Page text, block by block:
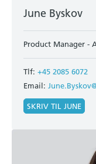
June Byskov
Product Manager -
Tlf: +45 2085 6072
Email:
SKRIV TIL JUNE